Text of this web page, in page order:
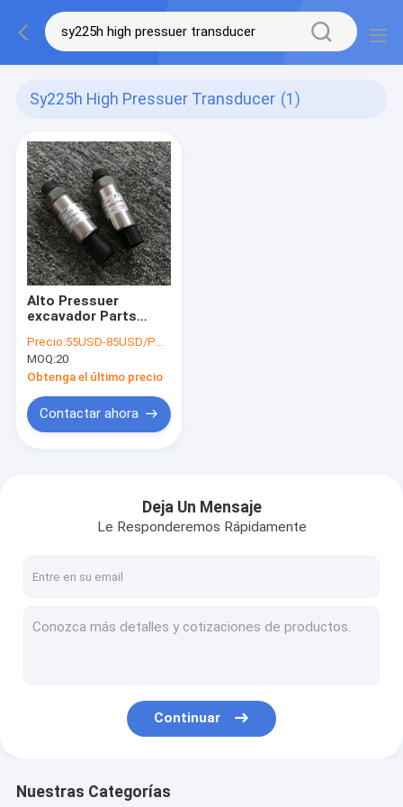
Sy225h High Pressuer Transducer (1)
Alto Pressuer
excavador Parts
SANY-S-500BG del
sensor SANY del
transductor de
SY215/SY225H
Precio:55USD-85USD/PCS
MOQ:20
Obtenga el último precio
Contactar ahora
Deja Un Mensaje
Le Responderemos Rápidamente
Continuar
Nuestras Categorías